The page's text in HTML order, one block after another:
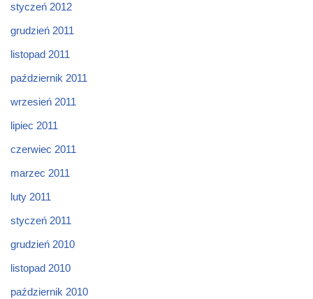
styczeń 2012
grudzień 2011
listopad 2011
październik 2011
wrzesień 2011
lipiec 2011
czerwiec 2011
marzec 2011
luty 2011
styczeń 2011
grudzień 2010
listopad 2010
październik 2010